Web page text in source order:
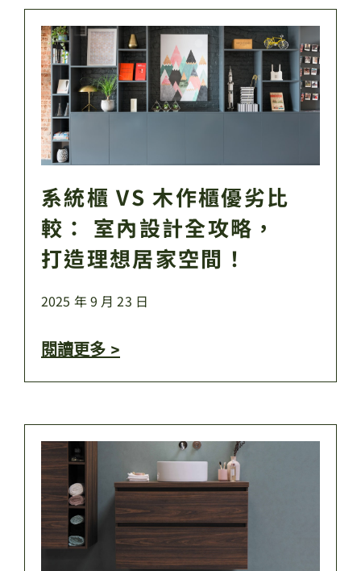
系統櫃 VS 木作櫃優劣比
較： 室內設計全攻略，
打造理想居家空間！
2025 年 9 月 23 日
閱讀更多 >